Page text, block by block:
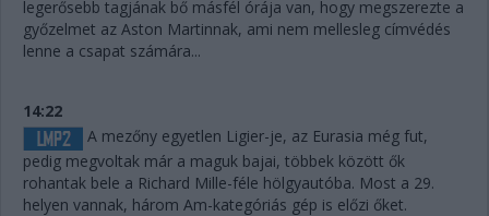
legerősebb tagjának bő másfél órája van, hogy megszerezte a
győzelmet az Aston Martinnak, ami nem mellesleg címvédés
lenne a csapat számára...
14:22
A mezőny egyetlen Ligier-je, az Eurasia még fut,
pedig megvoltak már a maguk bajai, többek között ők
rohantak bele a Richard Mille-féle hölgyautóba. Most a 29.
helyen vannak, három Am-kategóriás gép is előzi őket.